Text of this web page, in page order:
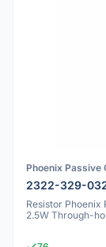
Phoenix Passive
2322-329-
Resistor Phoenix
2.5W Through-